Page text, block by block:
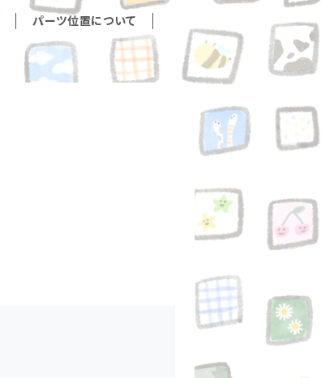
パーツ位置について